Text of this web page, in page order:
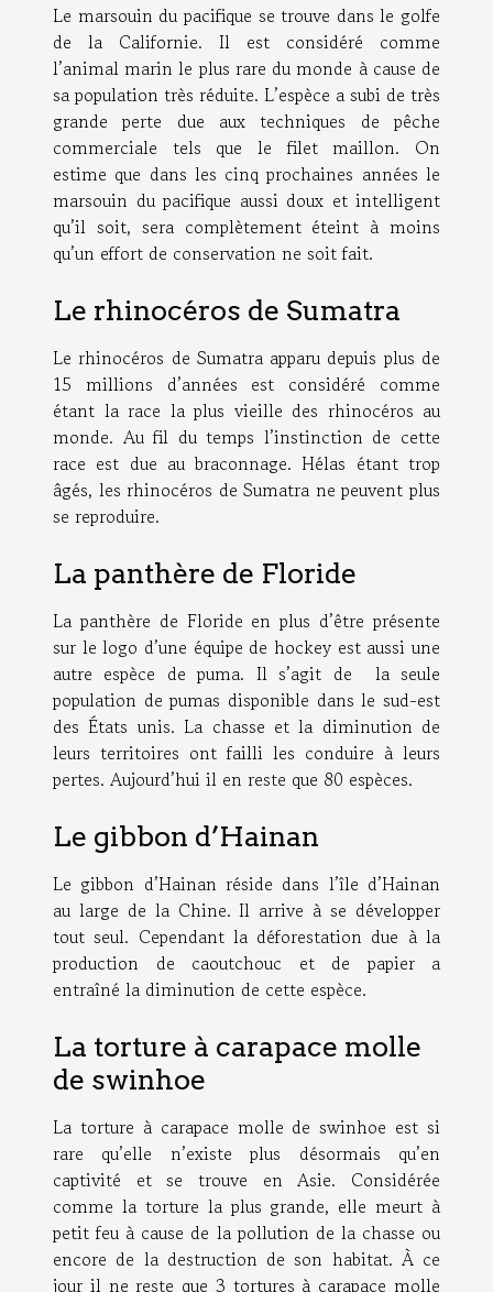
Le marsouin du pacifique se trouve dans le golfe
de la Californie. Il est considéré comme
l’animal marin le plus rare du monde à cause de
sa population très réduite. L’espèce a subi de très
grande perte due aux techniques de pêche
commerciale tels que le filet maillon. On
estime que dans les cinq prochaines années le
marsouin du pacifique aussi doux et intelligent
qu’il soit, sera complètement éteint à moins
qu’un effort de conservation ne soit fait.
Le rhinocéros de Sumatra
Le rhinocéros de Sumatra apparu depuis plus de
15 millions d’années est considéré comme
étant la race la plus vieille des rhinocéros au
monde. Au fil du temps l’instinction de cette
race est due au braconnage. Hélas étant trop
âgés, les rhinocéros de Sumatra ne peuvent plus
se reproduire.
La panthère de Floride
La panthère de Floride en plus d’être présente
sur le logo d’une équipe de hockey est aussi une
autre espèce de puma. Il s’agit de la seule
population de pumas disponible dans le sud-est
des États unis. La chasse et la diminution de
leurs territoires ont failli les conduire à leurs
pertes. Aujourd’hui il en reste que 80 espèces.
Le gibbon d’Hainan
Le gibbon d’Hainan réside dans l’île d’Hainan
au large de la Chine. Il arrive à se développer
tout seul. Cependant la déforestation due à la
production de caoutchouc et de papier a
entraîné la diminution de cette espèce.
La torture à carapace molle
de swinhoe
La torture à carapace molle de swinhoe est si
rare qu’elle n’existe plus désormais qu’en
captivité et se trouve en Asie. Considérée
comme la torture la plus grande, elle meurt à
petit feu à cause de la pollution de la chasse ou
encore de la destruction de son habitat. À ce
jour il ne reste que 3 tortures à carapace molle